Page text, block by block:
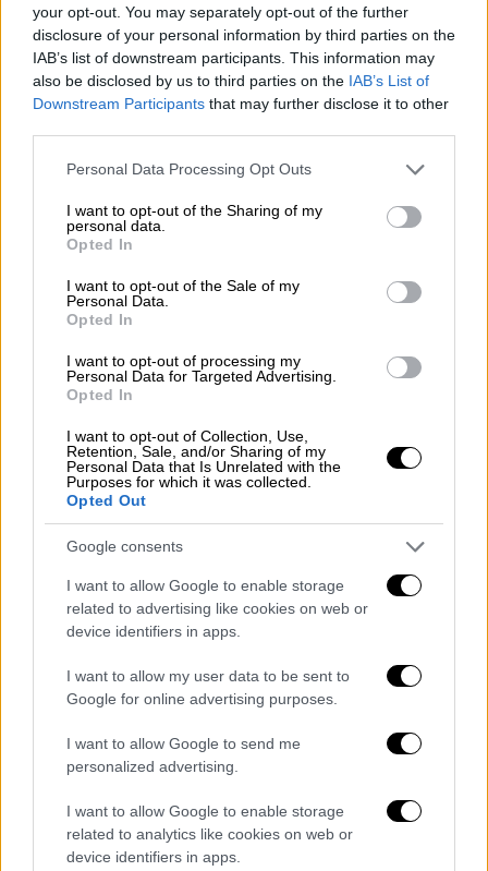
your opt-out. You may separately opt-out of the further
disclosure of your personal information by third parties on the
IAB’s list of downstream participants. This information may
also be disclosed by us to third parties on the IAB’s List of
Downstream Participants that may further disclose it to other
Please note that this website/app uses one or more Google
not limited to your visit or usage behaviour. You may click to
grant or deny consent to Google and its third-party tags to
use your data for below specified purposes in below Google
consent section.
Personal Data Processing Opt Outs
I want to opt-out of the Sharing of my
personal data.
Opted In
I want to opt-out of the Sale of my
Personal Data.
Opted In
I want to opt-out of processing my
Personal Data for Targeted Advertising.
Opted In
I want to opt-out of Collection, Use,
Retention, Sale, and/or Sharing of my
Personal Data that Is Unrelated with the
Purposes for which it was collected.
Opted Out
Google consents
I want to allow Google to enable storage
related to advertising like cookies on web or
device identifiers in apps.
I want to allow my user data to be sent to
Google for online advertising purposes.
I want to allow Google to send me
personalized advertising.
I want to allow Google to enable storage
related to analytics like cookies on web or
device identifiers in apps.
Παντού σούβλες και άδειες πόλεις την
Κυριακή του Πάσχα - Τα γλέντια και τα
έθιμα
Η Κυριακή του Πάσχα θεωρείται η
μεγαλύτερη εορτή του Χριστιανισμού
Ελλάδα|05.05.2024 10:03
Με λαμπρότητα γιορτάστηκε η
Ανάσταση σε όλη την Ελλάδα - Σε κάθε
Το Άγιο Φως έφθασε στην Αθήνα από τα
Ιεροσόλυμα, το βράδυ του Μεγάλου